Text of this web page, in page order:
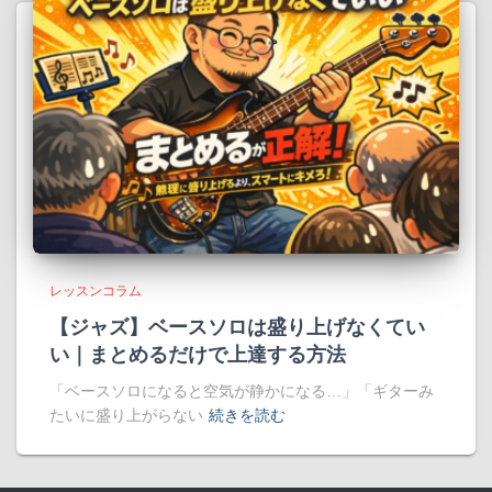
レッスンコラム
【ジャズ】ベースソロは盛り上げなくてい
い｜まとめるだけで上達する方法
「ベースソロになると空気が静かになる…」「ギターみ
たいに盛り上がらない 続きを読む